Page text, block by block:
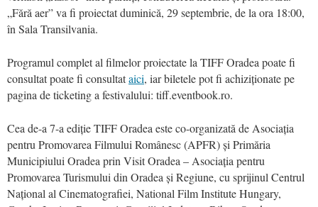
„Fără aer” va fi proiectat duminică, 29 septembrie, de la ora 18:00,
în Sala Transilvania.
Programul complet al filmelor proiectate la TIFF Oradea poate fi
consultat poate fi consultataici, iar biletele pot fi achiziționate pe
pagina de ticketing a festivalului: tiff.eventbook.ro.
Cea de-a 7-a ediție TIFF Oradea este co-organizată de Asociația
pentru Promovarea Filmului Românesc (APFR) și Primăria
Municipiului Oradea prin Visit Oradea – Asociația pentru
Promovarea Turismului din Oradea și Regiune, cu sprijinul Centrul
Național al Cinematografiei, National Film Institute Hungary,